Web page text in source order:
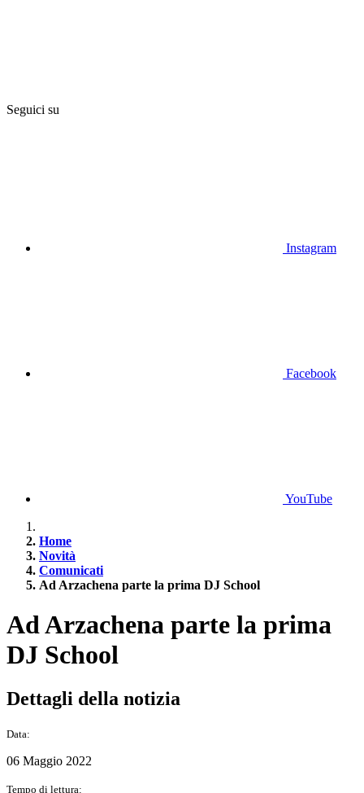
Seguici su
Instagram
Facebook
YouTube
Home
Novità
Comunicati
Ad Arzachena parte la prima DJ School
Ad Arzachena parte la prima
DJ School
Dettagli della notizia
Data:
06 Maggio 2022
Tempo di lettura: